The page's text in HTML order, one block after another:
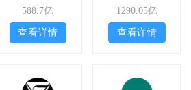
588.7亿
查看详情
1290.05亿
查看详情